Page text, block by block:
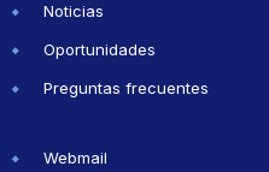
Noticias
Oportunidades
Preguntas frecuentes
Webmail